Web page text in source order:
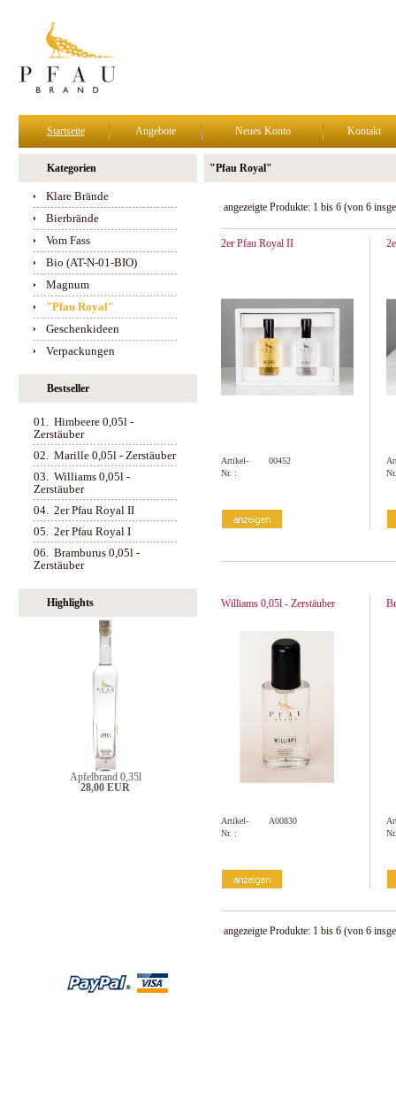
Startseite Angebote Neues Konto Kontakt
Kategorien
Klare Brände
Bierbrände
Vom Fass
Bio (AT-N-01-BIO)
Magnum
"Pfau Royal"
Geschenkideen
Verpackungen
Bestseller
01. Himbeere 0,05l -
Zerstäuber
02. Marille 0,05l - Zerstäuber
03. Williams 0,05l -
Zerstäuber
04. 2er Pfau Royal II
05. 2er Pfau Royal I
06. Bramburus 0,05l -
Zerstäuber
Highlights
Apfelbrand 0,35l
28,00 EUR
"Pfau Royal"
angezeigte Produkte: 1 bis 6 (von 6
2er Pfau Royal II
Artikel-
Nr. :
00452
Williams 0,05l - Zerstäuber
Artikel-
Nr. :
A00830
angezeigte Produkte: 1 bis 6 (von 6